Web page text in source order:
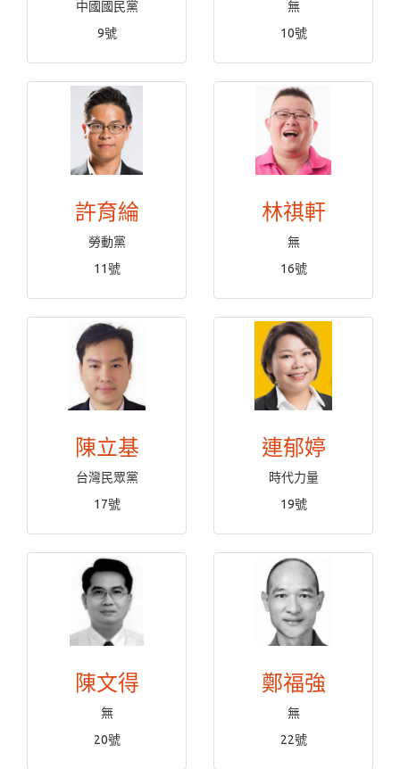
中國國民黨
9號
無
10號
許育綸
勞動黨
11號
林祺軒
無
16號
陳立基
台灣民眾黨
17號
連郁婷
時代力量
19號
陳文得
無
20號
鄭福強
無
22號